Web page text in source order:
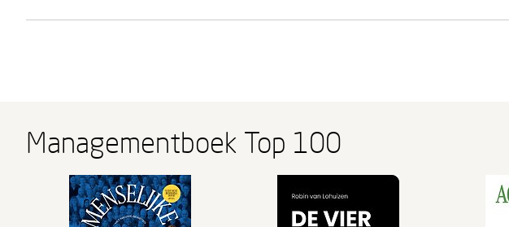
Managementboek Top 100